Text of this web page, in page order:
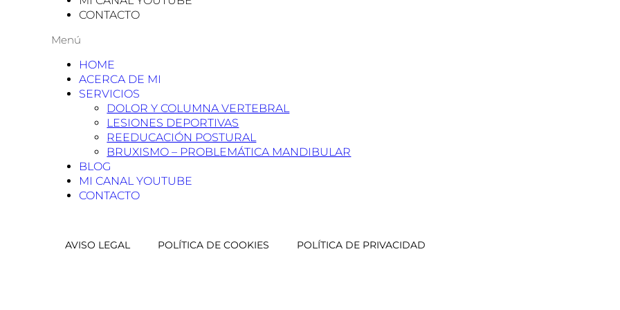
CONTACTO
Menú
HOME
ACERCA DE MI
SERVICIOS
DOLOR Y COLUMNA VERTEBRAL
LESIONES DEPORTIVAS
REEDUCACIÓN POSTURAL
BRUXISMO – PROBLEMÁTICA MANDIBULAR
BLOG
MI CANAL YOUTUBE
CONTACTO
AVISO LEGAL POLÍTICA DE COOKIES POLÍTICA DE PRIVACIDAD